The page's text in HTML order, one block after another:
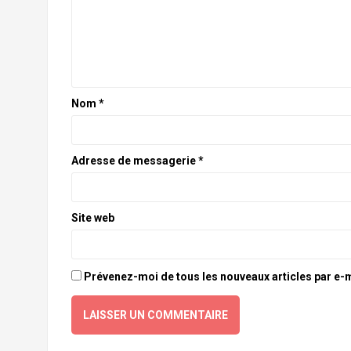
Nom *
Adresse de messagerie*
Site web
Prévenez-moi de tous les nouveaux articles par e-